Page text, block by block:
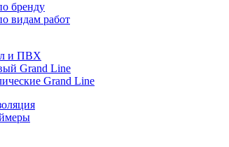
бренду
видам работ
и ПВХ
Grand Line
Grand Line